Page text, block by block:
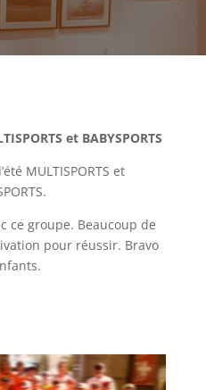
et BABYSPORTS
MULTISPORTS et
ce groupe. Beaucoup de
pour réussir. Bravo